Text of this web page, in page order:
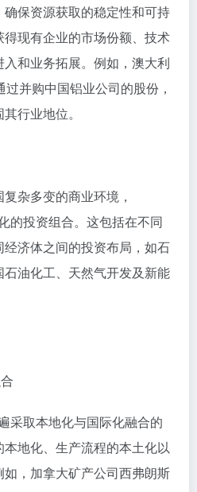
保资源获取的稳定性和可持
现有企业的市场份额、技术
和业务拓展。例如，澳大利
并购中国铝业公司的股份，
行业地位。
杂多变的商业环境，
的投资组合。这包括在不同
济体之间的投资布局，如石
油化工、天然气开发及新能
采取本地化与国际化融合的
地化、生产流程的本土化以
，加拿大矿产公司西弗朗斯